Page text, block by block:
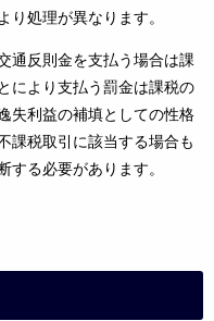
り処理が異なります。
通反則金を支払う場合は課
により支払う罰金は課税の
失利益の補填としての性格
課税取引に該当する場合も
する必要があります。